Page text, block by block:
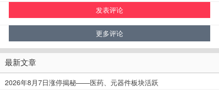
最新文章
2026年8月7日涨停揭秘——医药、元器件板块活跃